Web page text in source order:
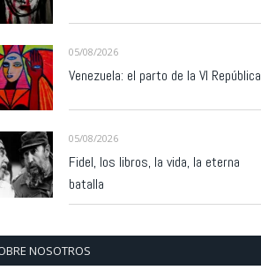
05/08/2026
Venezuela: el parto de la VI República
05/08/2026
Fidel, los libros, la vida, la eterna
batalla
NOSOTROS